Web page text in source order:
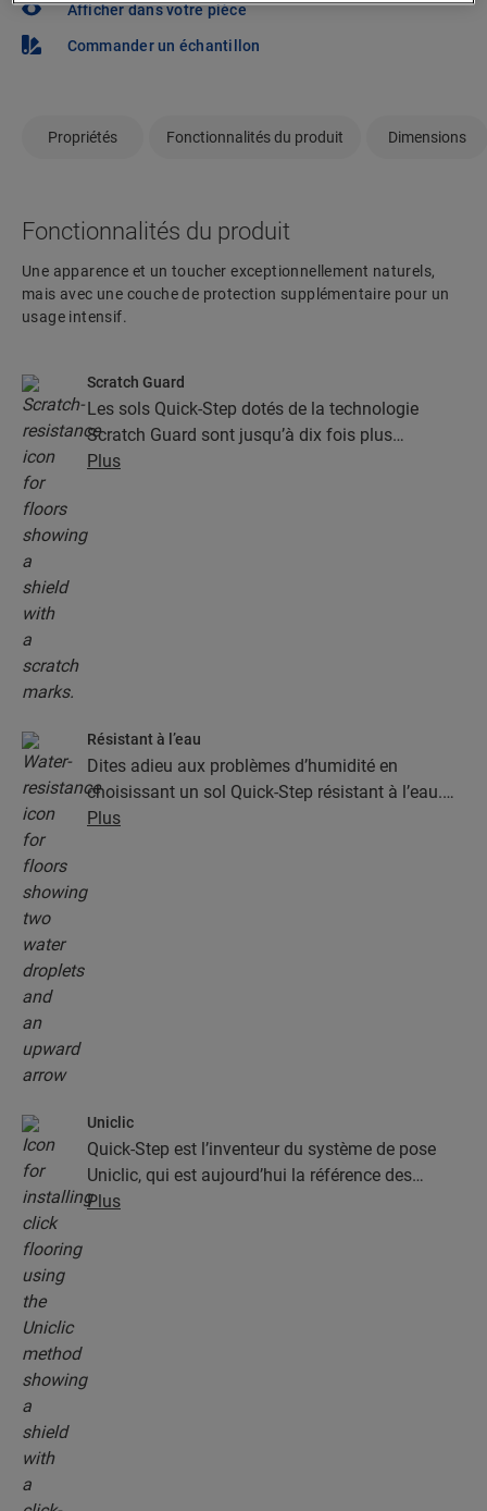
Afficher dans votre pièce
Commander un échantillon
Propriétés Fonctionnalités du produit Dimensions
Fonctionnalités du produit
Une apparence et un toucher exceptionnellement naturels,
mais avec une couche de protection supplémentaire pour un
usage intensif.
Scratch Guard
Les sols Quick-Step dotés de la technologie
Scratch Guard sont jusqu’à dix fois plus
résistants aux rayures que les autres sols.
Plus
Résistant à l’eau
Dites adieu aux problèmes d’humidité en
choisissant un sol Quick-Step résistant à l’eau.
Ces sols sont non seulement élégants et naturels,
Plus
Uniclic
Quick-Step est l’inventeur du système de pose
Uniclic, qui est aujourd’hui la référence des
systèmes de pose par encliquetage. Utilisez le
Plus